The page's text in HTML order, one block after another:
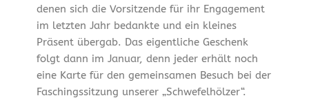
denen sich die Vorsitzende für ihr Engagement
im letzten Jahr bedankte und ein kleines
Präsent übergab. Das eigentliche Geschenk
folgt dann im Januar, denn jeder erhält noch
eine Karte für den gemeinsamen Besuch bei der
Faschingssitzung unserer „Schwefelhölzer“.